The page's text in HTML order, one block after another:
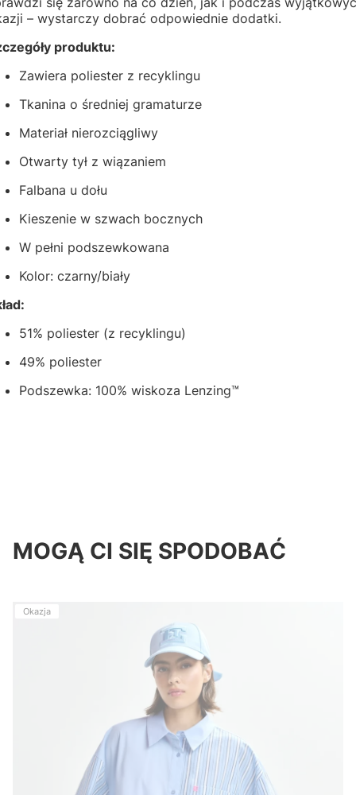
– wystarczy dobrać odpowiednie dodatki.
produktu:
Zawiera poliester z recyklingu
Tkanina o średniej gramaturze
Materiał nierozciągliwy
Otwarty tył z wiązaniem
Falbana u dołu
Kieszenie w szwach bocznych
W pełni podszewkowana
Kolor: czarny/biały
51% poliester (z recyklingu)
49% poliester
Podszewka: 100% wiskoza Lenzing™
MOGĄ CI SIĘ SPODOBAĆ
Okazja